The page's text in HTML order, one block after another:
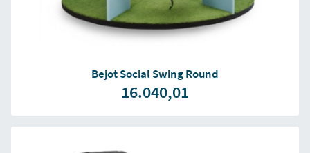
Bejot Social Swing Round
16.040,01